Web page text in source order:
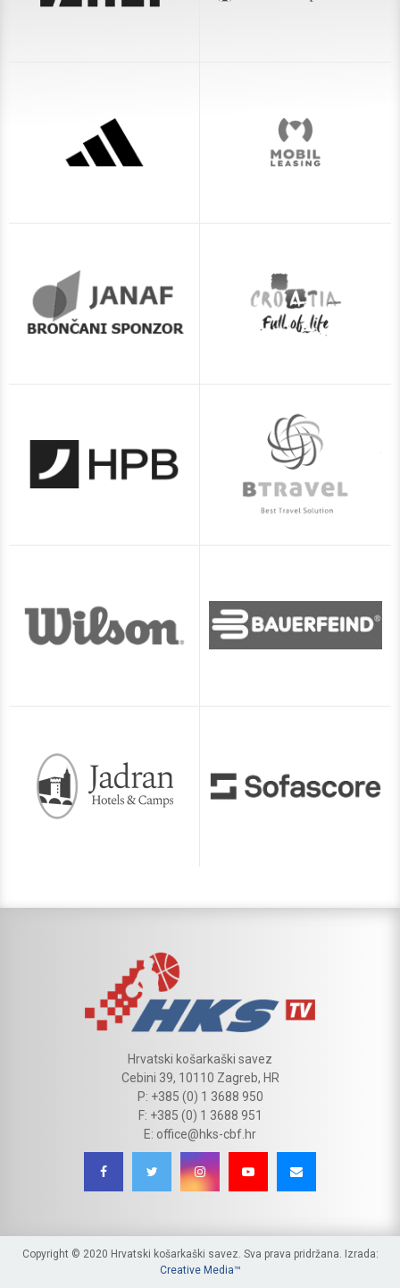
Hrvatski košarkaški savez
Cebini 39, 10110 Zagreb, HR
P: +385 (0) 1 3688 950
F: +385 (0) 1 3688 951
E: office@hks-cbf.hr
Copyright © 2020 Hrvatski košarkaški savez. Sva prava pridržana. Izrada:
Creative Media™